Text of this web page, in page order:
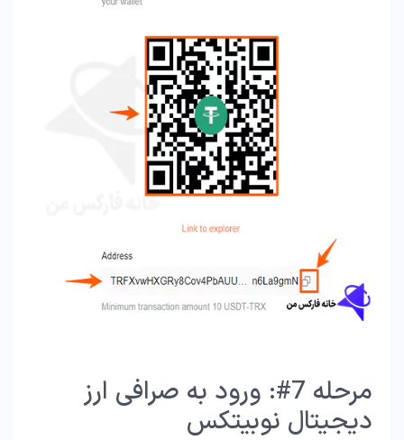
مرحله 7#: ورود به صرافی ارز
دیجیتال نوبیتکس